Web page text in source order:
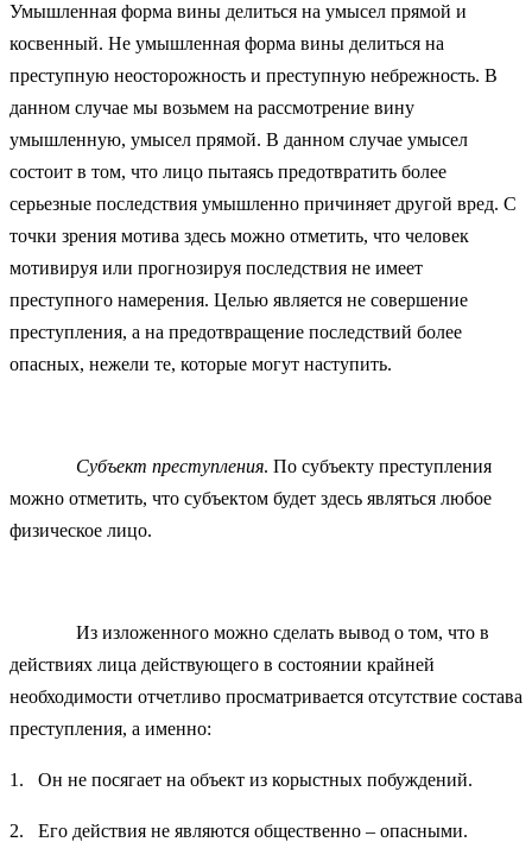
Умышленная форма вины делиться на умысел прямой и
косвенный. Не умышленная форма вины делиться на
преступную неосторожность и преступную небрежность. В
данном случае мы возьмем на рассмотрение вину
умышленную, умысел прямой. В данном случае умысел
состоит в том, что лицо пытаясь предотвратить более
серьезные последствия умышленно причиняет другой вред. С
точки зрения мотива здесь можно отметить, что человек
мотивируя или прогнозируя последствия не имеет
преступного намерения. Целью является не совершение
преступления, а на предотвращение последствий более
опасных, нежели те, которые могут наступить.
Субъект преступления. По субъекту преступления
можно отметить, что субъектом будет здесь являться любое
физическое лицо.
Из изложенного можно сделать вывод о том, что в
действиях лица действующего в состоянии крайней
необходимости отчетливо просматривается отсутствие состава
преступления, а именно:
1. Он не посягает на объект из корыстных побуждений.
2. Его действия не являются общественно – опасными.